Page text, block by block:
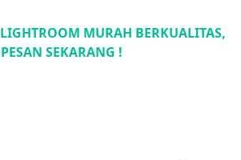
MURAH BERKUALITAS,
PESAN SEKARANG !